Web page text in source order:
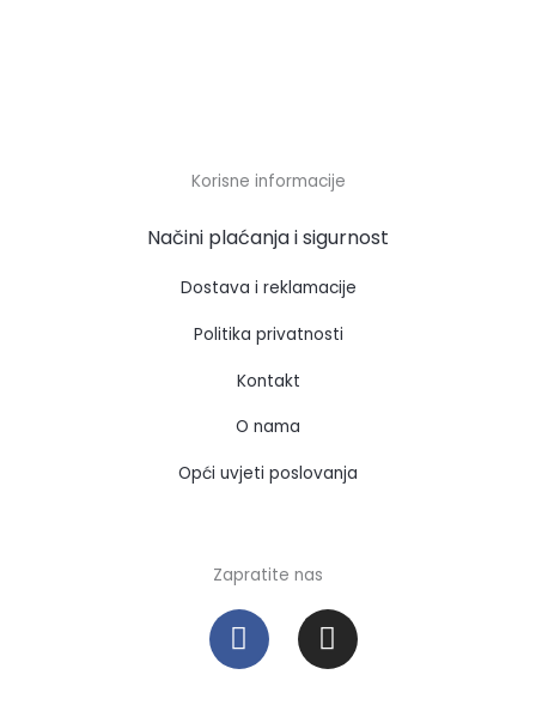
Korisne informacije
Načini plaćanja i sigurnost
Dostava i reklamacije
Politika privatnosti
Kontakt
O nama
Opći uvjeti poslovanja
Zapratite nas
F
a
c
I
n
s